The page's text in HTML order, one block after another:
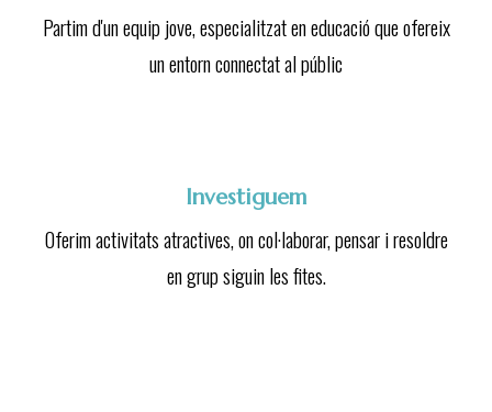
Partim d'un equip jove, especialitzat en educació que ofereix
un entorn connectat al públic
Investiguem
Oferim activitats atractives, on col·laborar, pensar i resoldre
en grup siguin les fites.